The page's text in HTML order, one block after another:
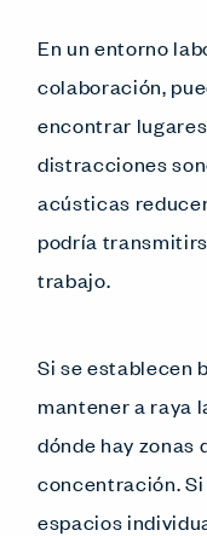
En un entorno
colaboración,
encontrar
distracciones
acústicas
podría
trabajo.
Si se establecen
mantener a raya
dónde hay zonas
concentración.
espacios